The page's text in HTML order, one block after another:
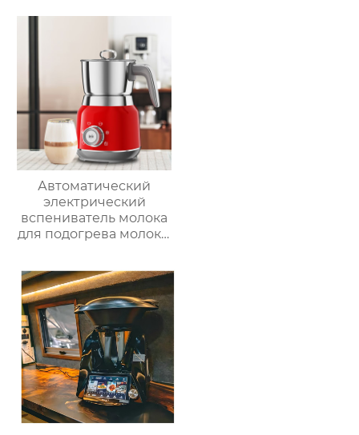
кухонный комбайн
многофункциональный
кухонный комбайн
Автоматический
электрический
вспениватель молока
для подогрева молока,
нержавеющей стали,
домашний
пароварочный
аппарат для молока